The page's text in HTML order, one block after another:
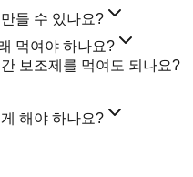
들 수 있나요?
먹여야 하나요?
보조제를 먹여도 되나요?
해야 하나요?